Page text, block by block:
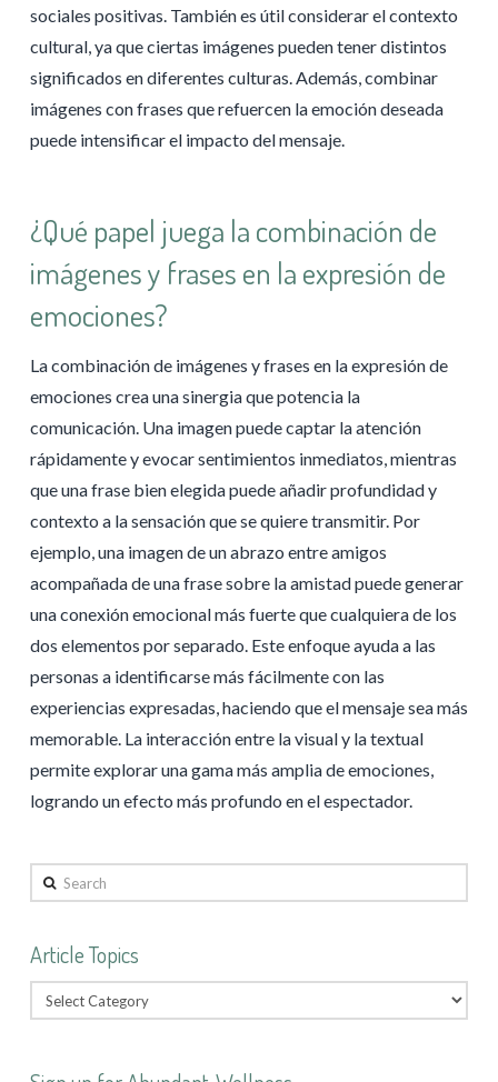
sociales positivas. También es útil considerar el contexto
cultural, ya que ciertas imágenes pueden tener distintos
significados en diferentes culturas. Además, combinar
imágenes con frases que refuercen la emoción deseada
puede intensificar el impacto del mensaje.
¿Qué papel juega la combinación de
imágenes y frases en la expresión de
emociones?
La combinación de imágenes y frases en la expresión de
emociones crea una sinergia que potencia la
comunicación. Una imagen puede captar la atención
rápidamente y evocar sentimientos inmediatos, mientras
que una frase bien elegida puede añadir profundidad y
contexto a la sensación que se quiere transmitir. Por
ejemplo, una imagen de un abrazo entre amigos
acompañada de una frase sobre la amistad puede generar
una conexión emocional más fuerte que cualquiera de los
dos elementos por separado. Este enfoque ayuda a las
personas a identificarse más fácilmente con las
experiencias expresadas, haciendo que el mensaje sea más
memorable. La interacción entre la visual y la textual
permite explorar una gama más amplia de emociones,
logrando un efecto más profundo en el espectador.
Search
Article Topics